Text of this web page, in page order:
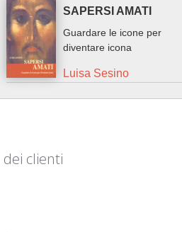
SAPERSI AMATI
Guardare le icone per
diventare icona
Luisa Sesino
dei clienti